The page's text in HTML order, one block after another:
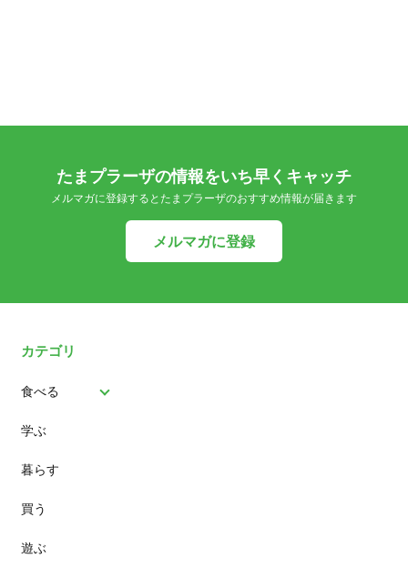
たまプラーザの情報をいち早くキャッチ
メルマガに登録するとたまプラーザのおすすめ情報が届きます
メルマガに登録
カテゴリ
食べる
パン
スイーツ
ランチ
カフェ
学ぶ
暮らす
買う
遊ぶ